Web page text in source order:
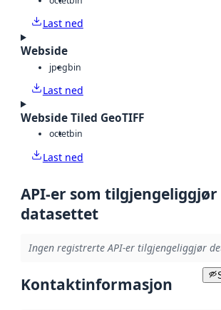
Last ned
Webside
jpegbin
Last ned
Webside Tiled GeoTIFF
octetbin
Last ned
API-er som
datasettet
Ingen registrerte API-er tilgjengeliggjør
Kontaktinformasjon